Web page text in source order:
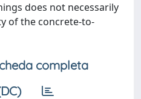
does not necessarily
of the concrete-to-
completa